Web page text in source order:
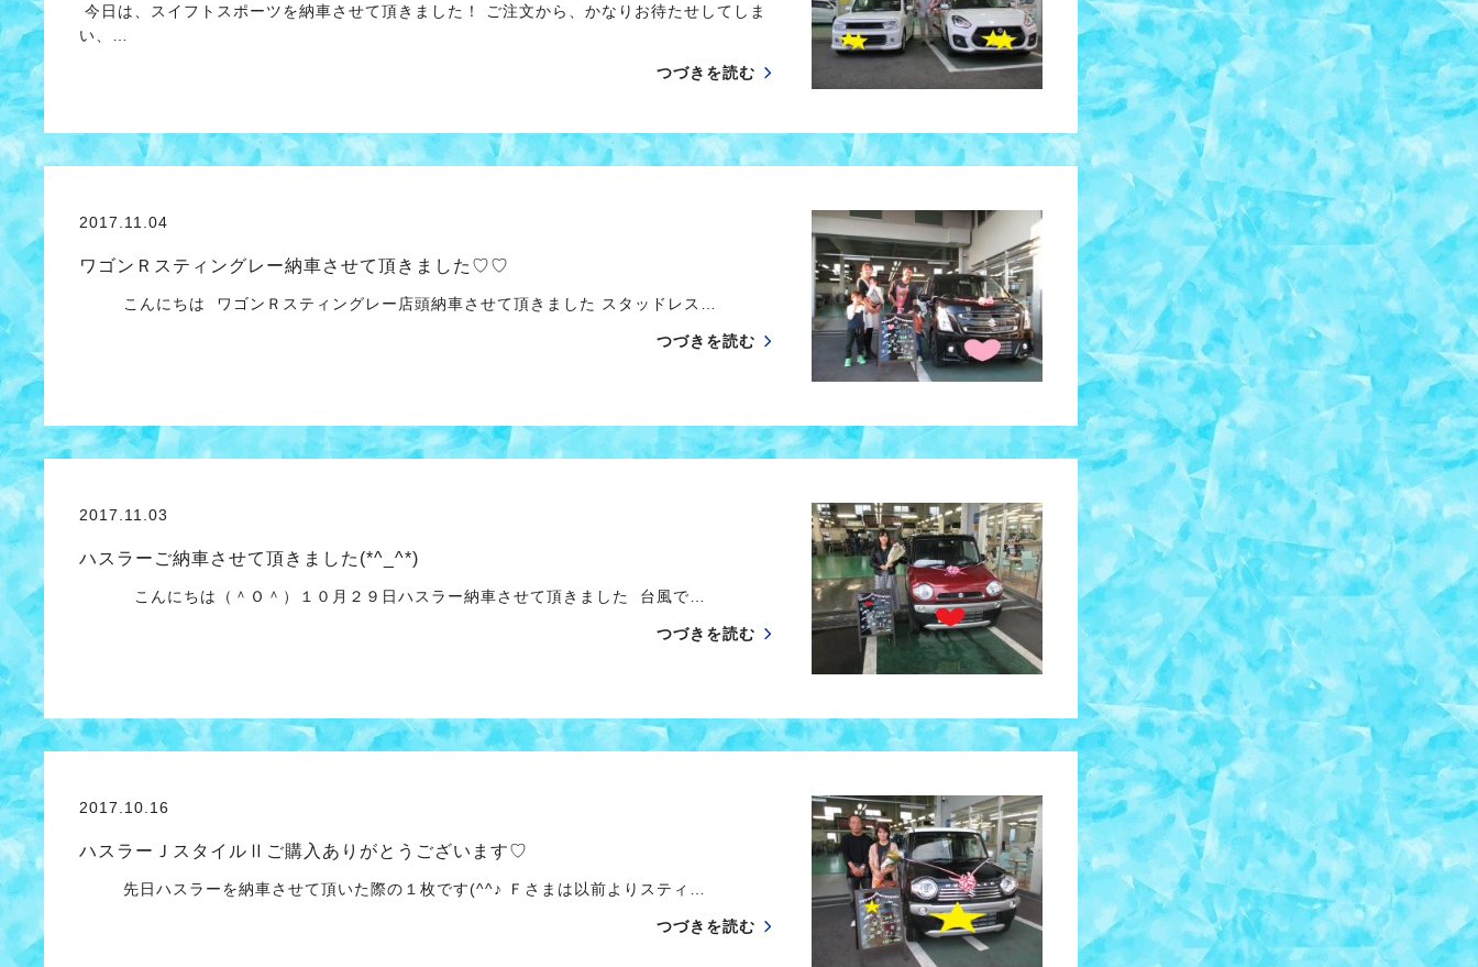
今日は、スイフトスポーツを納車させて頂きました！ ご注文から、かなりお待たせしてしま
い、…
つづきを読む
2017.11.04
ワゴンＲスティングレー納車させて頂きました♡♡
こんにちは ワゴンＲスティングレー店頭納車させて頂きました スタッドレス…
つづきを読む
2017.11.03
ハスラーご納車させて頂きました(*^_^*)
こんにちは（＾Ｏ＾）１０月２９日ハスラー納車させて頂きました 台風で…
つづきを読む
2017.10.16
ハスラーＪスタイルⅡご購入ありがとうございます♡
先日ハスラーを納車させて頂いた際の１枚です(^^♪ Ｆさまは以前よりスティ…
つづきを読む